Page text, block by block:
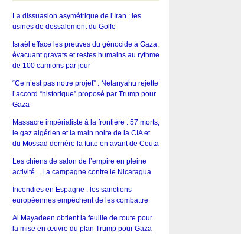
La dissuasion asymétrique de l’Iran : les
usines de dessalement du Golfe
Israël efface les preuves du génocide à Gaza,
évacuant gravats et restes humains au rythme
de 100 camions par jour
“Ce n’est pas notre projet” : Netanyahu rejette
l’accord “historique” proposé par Trump pour
Gaza
Massacre impérialiste à la frontière : 57 morts,
le gaz algérien et la main noire de la CIA et
du Mossad derrière la fuite en avant de Ceuta
Les chiens de salon de l’empire en pleine
activité…La campagne contre le Nicaragua
Incendies en Espagne : les sanctions
européennes empêchent de les combattre
Al Mayadeen obtient la feuille de route pour
la mise en œuvre du plan Trump pour Gaza